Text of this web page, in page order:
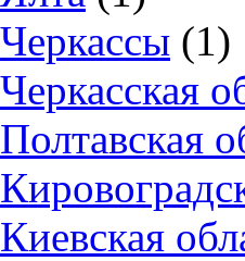
Черкассы (1)
Черкасская
Полтавская
Киевская